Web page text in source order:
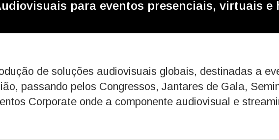
para eventos presenciais, virtuais e
de soluções audiovisuais globais, destinadas a
passando pelos Congressos, Jantares de Gala,
Corporate onde a componente audiovisual e